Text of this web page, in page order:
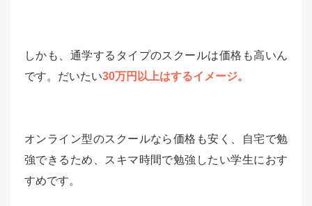
しかも、通学するタイプのスクールは価格も高いん
です。だいたい30万円以上はするイメージ。
オンライン型のスクールなら価格も安く、自宅で勉
強できるため、スキマ時間で勉強したい学生におす
すめです。